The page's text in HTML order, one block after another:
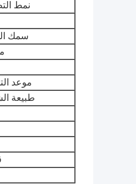
نمط
سمك
موعد
طبيعة